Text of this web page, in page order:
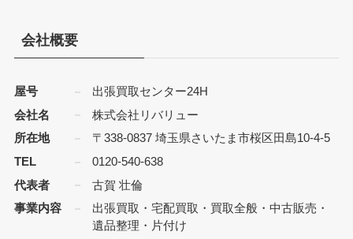
会社概要
屋号
出張買取センター24H
会社名
株式会社リバリュー
所在地
〒338-0837 埼玉県さいたま市桜区田島10-4-5
TEL
0120-540-638
代表者
古賀 壮倫
事業内容
出張買取・宅配買取・買取全般・中古販売・
遺品整理・片付け